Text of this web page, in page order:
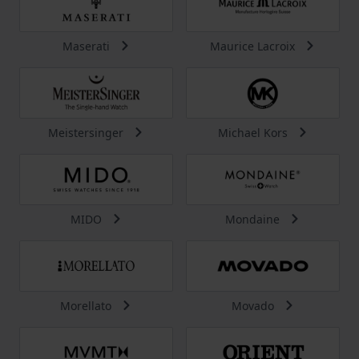
Maserati Maurice Lacroix
Meistersinger Michael Kors
MIDO Mondaine
Morellato Movado